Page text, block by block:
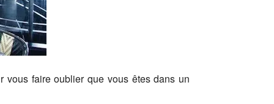
vous faire oublier que vous êtes dans un